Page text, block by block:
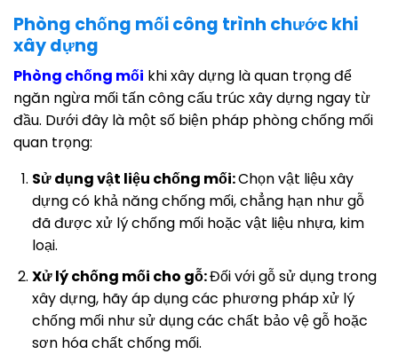
Phòng chống mối công trình chước khi
xây dựng
Phòng chống mối khi xây dựng là quan trọng để
ngăn ngừa mối tấn công cấu trúc xây dựng ngay từ
đầu. Dưới đây là một số biện pháp phòng chống mối
quan trọng:
Sử dụng vật liệu chống mối:Chọn vật liệu xây
dựng có khả năng chống mối, chẳng hạn như gỗ
đã được xử lý chống mối hoặc vật liệu nhựa, kim
loại.
Xử lý chống mối cho gỗ:Đối với gỗ sử dụng trong
xây dựng, hãy áp dụng các phương pháp xử lý
chống mối như sử dụng các chất bảo vệ gỗ hoặc
sơn hóa chất chống mối.